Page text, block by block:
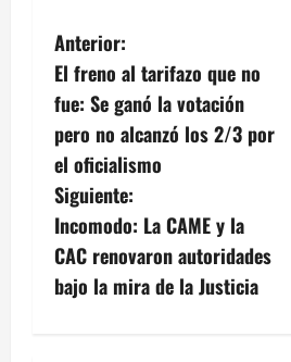
N
a
v
e
g
a
Anterior:
El freno al tarifazo que no
fue: Se ganó la votación
pero no alcanzó los 2/3 por
el oficialismo
Siguiente:
Incomodo: La CAME y la
CAC renovaron autoridades
bajo la mira de la Justicia